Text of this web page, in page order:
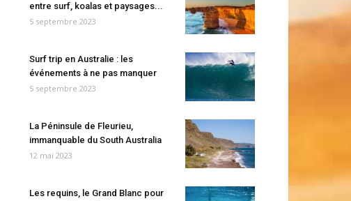
entre surf, koalas et paysages...
5 septembre 2023
Surf trip en Australie : les
événements à ne pas manquer
5 septembre 2023
La Péninsule de Fleurieu,
immanquable du South Australia
12 mai 2023
Les requins, le Grand Blanc pour